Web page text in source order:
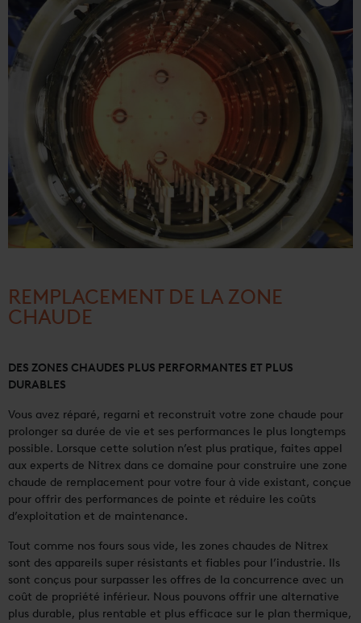
REMPLACEMENT DE LA ZONE
CHAUDE
DES ZONES CHAUDES PLUS PERFORMANTES ET PLUS
DURABLES
Vous avez réparé, regarni et reconstruit votre zone chaude pour
prolonger sa durée de vie et ses performances le plus longtemps
possible. Lorsque cette solution n’est plus pratique, faites appel
aux experts de Nitrex dans ce domaine pour construire une zone
chaude de remplacement pour votre four à vide existant, conçue
pour offrir des performances de pointe et réduire les coûts
d’exploitation et de maintenance.
Tout comme nos fours sous vide, les zones chaudes de Nitrex
sont des appareils super résistants et fiables pour l’industrie. Ils
sont conçus pour surpasser les offres de la concurrence avec un
coût de propriété inférieur. Nous pouvons offrir une alternative
plus durable, plus rentable et plus efficace sur le plan thermique,